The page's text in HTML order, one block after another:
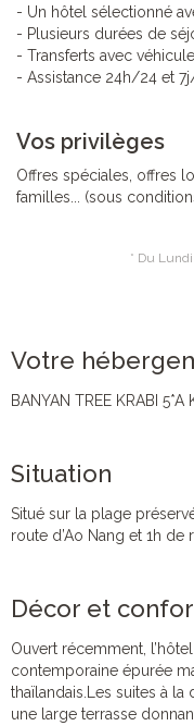
- Un hôtel sélectionné
- Plusieurs durées de
- Transferts avec
- Assistance 24h/24 et
Vos privilèges
Offres spéciales, offres
familles... (sous
* Du
Votre
BANYAN TREE KRABI
Situation
Situé sur la plage
route d’Ao Nang et 1h de
Décor et
Ouvert récemment,
contemporaine épurée
thaïlandais.Les suites à
une large terrasse